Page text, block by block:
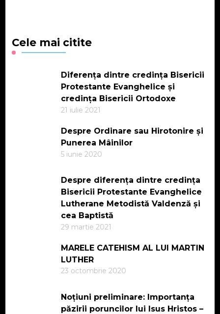
Cele mai citite
Diferența dintre credința Bisericii
Protestante Evanghelice și
credința Bisericii Ortodoxe
21 iulie 2021
Despre Ordinare sau Hirotonire și
Punerea Mâinilor
5 iunie 2020
Despre diferența dintre credința
Bisericii Protestante Evanghelice
Lutherane Metodistă Valdenză și
cea Baptistă
29 martie 2021
MARELE CATEHISM AL LUI MARTIN
LUTHER
23 octombrie 2020
Noțiuni preliminare: Importanța
păzirii poruncilor lui Isus Hristos –